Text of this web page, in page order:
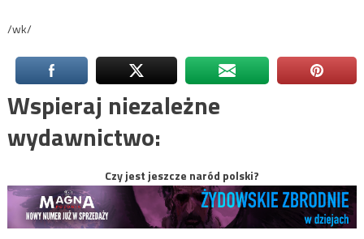
/wk/
Wspieraj niezależne
wydawnictwo:
Czy jest jeszcze naród polski?